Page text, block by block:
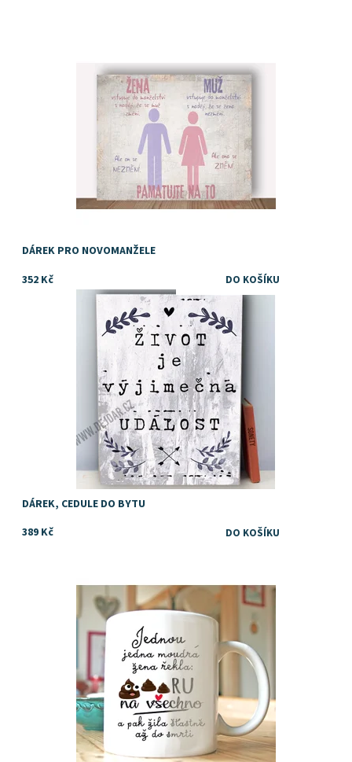
DÁREK PRO NOVOMANŽELE
352 Kč
Dostupnost:
Skladem
DÁREK, CEDULE DO BYTU
389 Kč
Tip na vtipný dárek k narozennám pro kamarádku, kolegyni,
šéfovou, sestru, manželku nebo přítelkyni...
Dostupnost:
Skladem